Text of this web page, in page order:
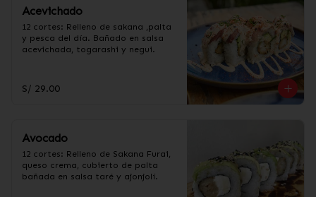
Acevichado
12 cortes: Relleno de sakana ,palta
y pesca del día. Bañado en salsa
acevichada, togarashi y negui.
S/ 29.00
Avocado
12 cortes: Relleno de Sakana Furai,
queso crema, cubierto de palta
bañada en salsa taré y ajonjolí.